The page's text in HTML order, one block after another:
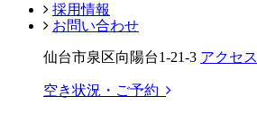
採用情報
お問い合わせ
仙台市泉区向陽台1-21-3 アクセス
空き状況・ご予約